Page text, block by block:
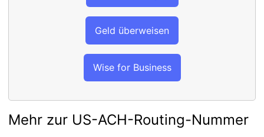
Geld überweisen
Wise for Business
Mehr zur US-ACH-Routing-Nummer